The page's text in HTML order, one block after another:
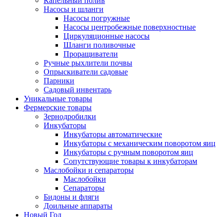
Насосы и шланги
Насосы погружные
Насосы центробежные поверхностные
Циркуляционные насосы
Шланги поливочные
Проращиватели
Ручные рыхлители почвы
Опрыскиватели садовые
Парники
Садовый инвентарь
Уникальные товары
Фермерские товары
Зернодробилки
Инкубаторы
Инкубаторы автоматические
Инкубаторы с механическим поворотом яиц
Инкубаторы с ручным поворотом яиц
Сопутствующие товары к инкубаторам
Маслобойки и сепараторы
Маслобойки
Сепараторы
Бидоны и фляги
Доильные аппараты
Новый Год